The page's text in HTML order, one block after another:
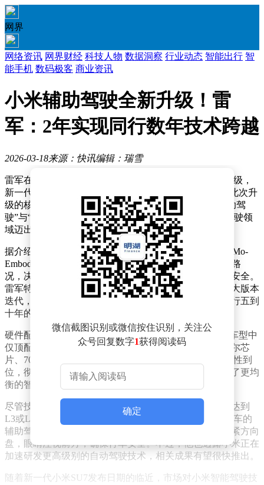
网界
网络资讯 网界财经 科技人物 数据洞察 行业动态 智能出行 智
能手机 数码极客 商业资讯
小米辅助驾驶全新升级！雷
军：2年实现同行数年技术跨越
2026-03-18来源：快讯编辑：瑞雪
雷军在微博上透露，小米HAD辅助驾驶系统迎来重大升级，
新一代小米SU7全系车型交付时将直接搭载这一技术。此次升
级的核心是引入了XLA认知大模型，并首次打通了“辅助驾
驶”与“具身机器人”两大技术领域，标志着小米在智能驾驶领
域迈出了关键一步。
据介绍，升级后的系统通过多模态输入和小米自研的MiMo-
Embodied具身基座模型，能够更精准地学习和理解复杂路
况，决策过程更接近人类驾驶习惯，行驶过程更加平稳安全。
雷军特别提到，小米智驾团队在短短两年内完成了三次大版本
迭代，这一速度远超行业平均水平，甚至超越了许多同行五到
十年的发展进程。
硬件配置方面，新一代小米SU7实现了全面升级。初代车型中
仅顶配版本配备的激光雷达，如今已成为全系标配。索尔芯
片、700TOPS算力以及4D毫米波雷达等高端配置也一次性到
位，彻底消除了不同版本之间的硬件差异，为用户提供了更均
衡的智能驾驶体验。
尽管技术进步显著，雷军仍强调当前辅助驾驶系统尚未达到
L3或L4级别。他多次公开提醒用户，目前所有智能电动车的
辅助驾驶功能仍需人类驾驶员保持高度注意力，双手握紧方向
盘，眼睛注视前方，确保行车安全。不过，他也透露小米正在
加速研发更高级别的自动驾驶技术，相关成果有望很快推出。
随着新一代小米SU7发布日期的临近，市场对小米智能驾驶技
微信截图识别或微信按住识别，关注公
众号回复数字1获得阅读码
确定